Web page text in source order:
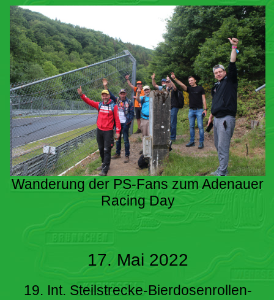
Wanderung der PS-Fans zum Adenauer
Racing Day
17. Mai 2022
19. Int. Steilstrecke-Bierdosenrollen-